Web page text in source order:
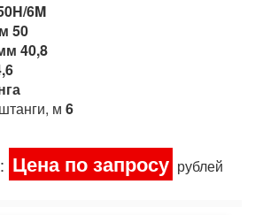
6M
50
40,8
м 6
Цена по запросу рублей